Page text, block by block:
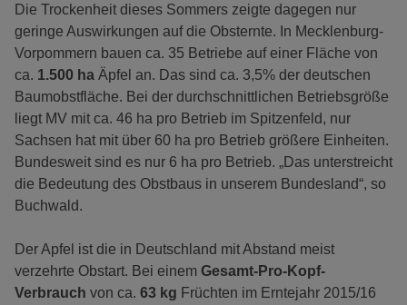
Die Trockenheit dieses Sommers zeigte dagegen nur
geringe Auswirkungen auf die Obsternte. In Mecklenburg-
Vorpommern bauen ca. 35 Betriebe auf einer Fläche von
ca. 1.500 ha Äpfel an. Das sind ca. 3,5% der deutschen
Baumobstfläche. Bei der durchschnittlichen Betriebsgröße
liegt MV mit ca. 46 ha pro Betrieb im Spitzenfeld, nur
Sachsen hat mit über 60 ha pro Betrieb größere Einheiten.
Bundesweit sind es nur 6 ha pro Betrieb. „Das unterstreicht
die Bedeutung des Obstbaus in unserem Bundesland“, so
Buchwald.
Der Apfel ist die in Deutschland mit Abstand meist
verzehrte Obstart. Bei einem Gesamt-Pro-Kopf-
Verbrauch von ca. 63 kg Früchten im Erntejahr 2015/16